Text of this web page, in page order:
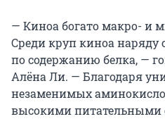
— Киноа богато макро- и
Среди круп киноа наряду
по содержанию белка, —
Алёна Ли. — Благодаря
незаменимых
высокими питательными